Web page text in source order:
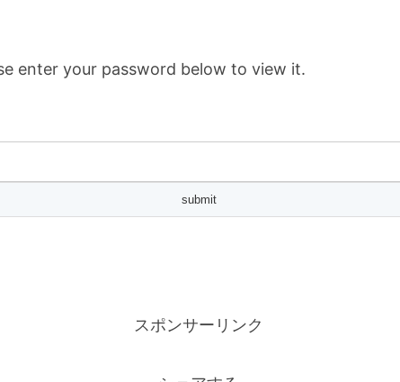
enter your password below to view it.
スポンサーリンク